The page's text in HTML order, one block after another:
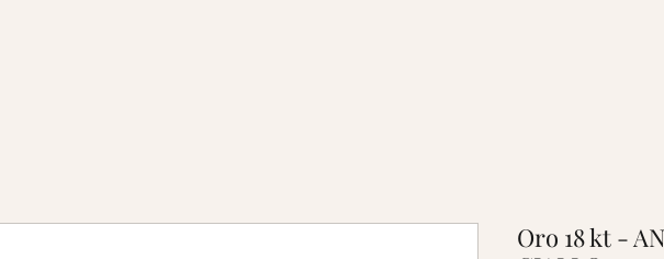
Oro 18 kt -